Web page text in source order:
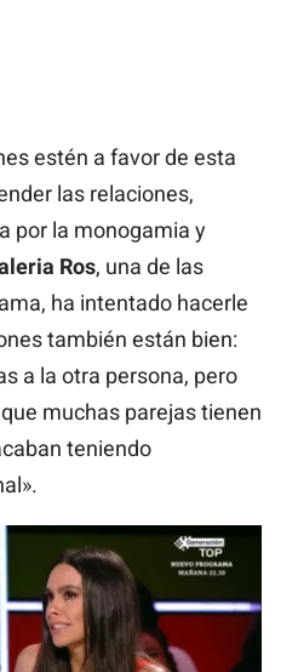
estén a favor de esta
las relaciones,
por la monogamia y
Ros, una de las
ha intentado hacerle
también están bien:
a la otra persona, pero
muchas parejas tienen
teniendo